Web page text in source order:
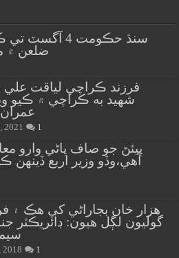
سنڌ حڪومت 4
ضلعن ۾
شهيد به ڪراچي ۾ ڪيو
2021 1
پيئڻ جو صاف پاڻي وارو
آهي،وڏو وزير اربع
گوليون لڳل هيون: ڊائريڪٽر
2018 1